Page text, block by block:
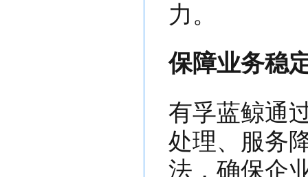
力。
保障业务稳
有孚蓝鲸通
处理、服务
法，确保企